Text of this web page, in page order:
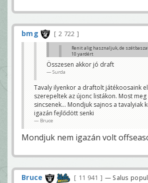
bmg 2 722
Renit alig hasznaljuk, de
10 yardért
Pedig inkább őt használnánk, mint
Bruce
Összesen akkor jó draft
Surda
Tavaly ilyenkor a draftolt játékoosaink
szerepeltek az újonc listákon. Most meg
sincsenek... Mondjuk sajnos a tavalyiak
igazán fejlődött senki
Bruce
Mondjuk nem igazán volt
Bruce 11 941
— Salus